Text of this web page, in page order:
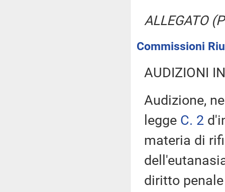
ALLEGATO
Commissioni
AUDIZIONI
Audizione,
legge C. 2
materia di
diritto